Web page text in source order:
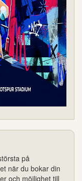
på
när du bokar din
och möjlighet till